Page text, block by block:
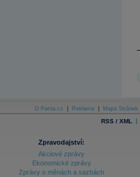
O Patria.cz Reklama Mapa Stránek
RSS / XML |
Zpravodajství:
Akciové zprávy
Ekonomické zprávy
Zprávy o měnách a sazbách